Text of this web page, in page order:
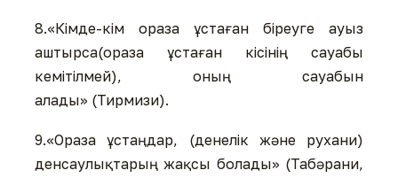
8.«Кімде-кім ораза ұстаған біреуге ауыз
аштырса(ораза ұстаған кісінің сауабы
кемітілмей), оның сауабын
алады» (Тирмизи).
9.«Ораза ұстаңдар, (денелік және рухани)
денсаулықтарың жақсы болады» (Табәрани,